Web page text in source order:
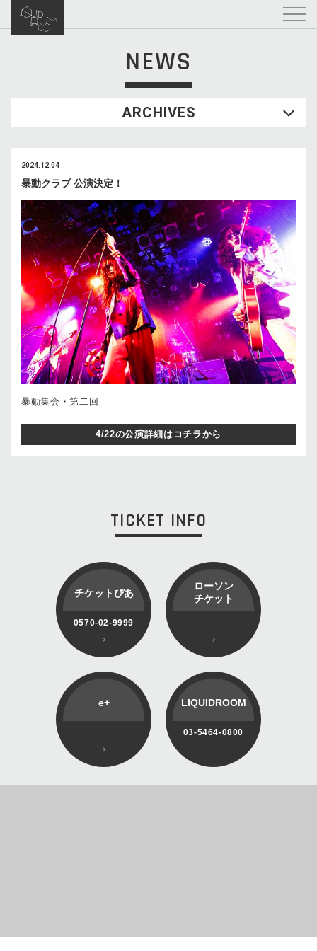
NEWS
ARCHIVES
2024.12.04
暴動クラブ 公演決定！
暴動集会・第二回
4/22の公演詳細はコチラから
TICKET INFO
チケットぴあ
0570-02-9999
ローソン
チケット
e+ LIQUIDROOM
03-5464-0800